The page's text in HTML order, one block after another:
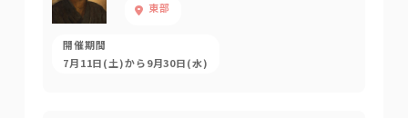
東部
開催期間
7月11日(土)から9月30日(水)